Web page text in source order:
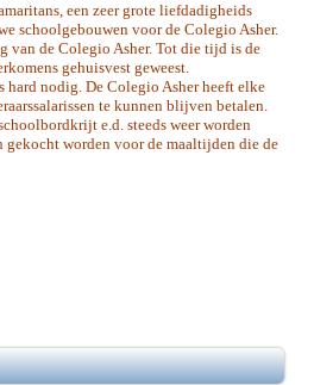
een zeer grote liefdadigheids
schoolgebouwen voor de Colegio Asher.
van de Colegio Asher. Tot die tijd is de
gehuisvest geweest.
nodig. De Colegio Asher heeft elke
te kunnen blijven betalen.
e.d. steeds weer worden
gekocht worden voor de maaltijden die de